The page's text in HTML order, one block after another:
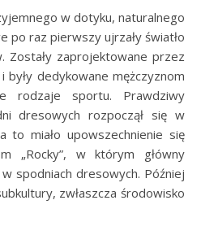
w dotyku, naturalnego
po raz pierwszy ujrzały światło
Zostały zaprojektowane przez
były dedykowane mężczyznom
rodzaje sportu. Prawdziwy
dresowych rozpoczął się w
to miało upowszechnienie się
„Rocky”, w którym główny
spodniach dresowych. Później
zwłaszcza środowisko